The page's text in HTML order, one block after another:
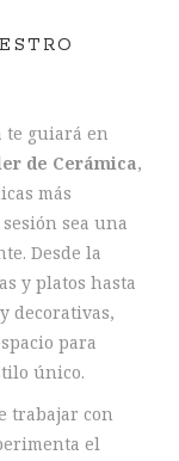
te guiará en
de Cerámica,
más
sea una
Desde la
y platos hasta
decorativas,
para
único.
trabajar con
el